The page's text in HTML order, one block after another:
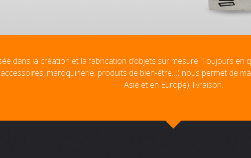
dans la création et la fabrication d’objets sur mesure. Toujours
accessoires, maroquinerie, produits de bien-être…) nous permet de
Asie et en Europe), livraison.